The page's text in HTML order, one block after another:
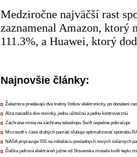
Medziročne najväčší rast
zaznamenal Amazon, ktorý
111.3%, a Huawei, ktorý
Najnovšie články:
Železnice predávajú dve tretiny lístkov elektronicky, po donútení
Alza nasadila dve novinky, jednu užitočnú a jednu kontroverznú
Záchrana misie na záchranu teleskopu Swift úspešne pokračuje
Microsoft v čase drahých pamätí sľubuje optimalizovať spotrebu
NASA pripravuje ISS na inštaláciu posledných nových solárnych
Ďalšia jadrová elektráreň južne od Slovenska musela kvôli teplu